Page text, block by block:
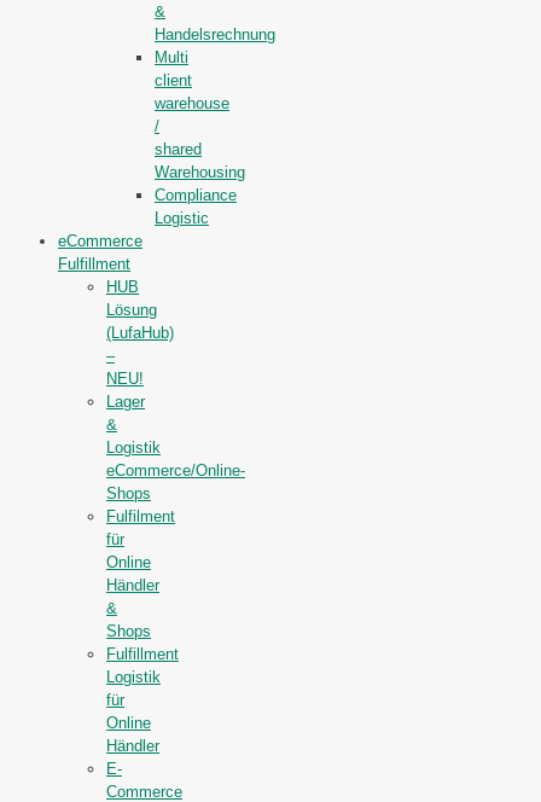
&
Handelsrechnung
Multi
client
warehouse
/
shared
Warehousing
Compliance
Logistic
eCommerce
Fulfillment
HUB
Lösung
(LufaHub)
–
NEU!
Lager
&
Logistik
eCommerce/Online-
Shops
Fulfilment
für
Online
Händler
&
Shops
Fulfillment
Logistik
für
Online
Händler
E-
Commerce